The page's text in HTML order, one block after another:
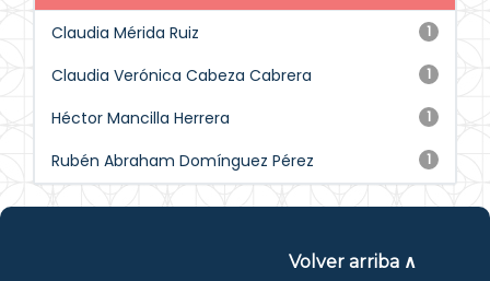
1
Claudia Mérida Ruiz
1
Claudia Verónica Cabeza Cabrera
1
Héctor Mancilla Herrera
1
Rubén Abraham Domínguez Pérez
Volver arriba ∧